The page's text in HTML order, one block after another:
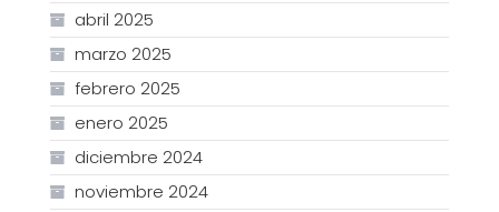
abril 2025
marzo 2025
febrero 2025
enero 2025
diciembre 2024
noviembre 2024